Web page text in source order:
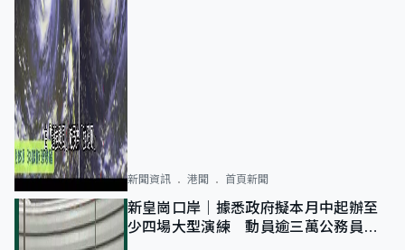
新聞資訊 港聞 首頁新聞
新皇崗口岸｜據悉政府擬本月中起辦至
少四場大型演練 動員逾三萬公務員人